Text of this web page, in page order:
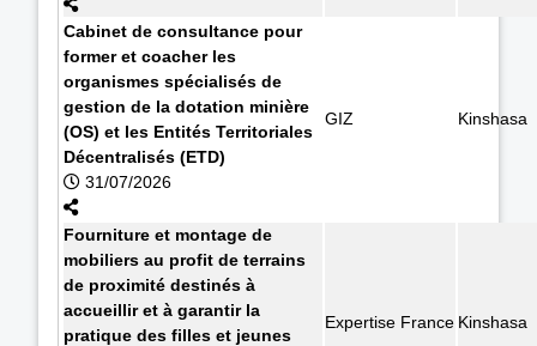
Cabinet de consultance pour
former et coacher les
organismes spécialisés de
gestion de la dotation minière
(OS) et les Entités Territoriales
Décentralisés (ETD)
31/07/2026
GIZ Kinshasa
Fourniture et montage de
mobiliers au profit de terrains
de proximité destinés à
accueillir et à garantir la
pratique des filles et jeunes
Expertise France Kinshasa